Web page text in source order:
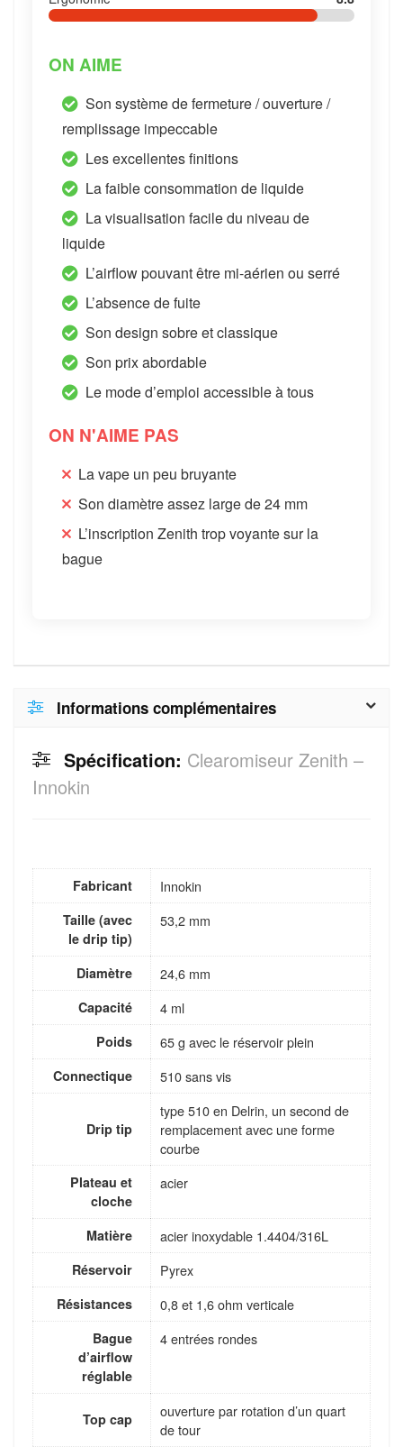
ON AIME
Son système de fermeture / ouverture /
remplissage impeccable
Les excellentes finitions
La faible consommation de liquide
La visualisation facile du niveau de
liquide
L’airflow pouvant être mi-aérien ou serré
L’absence de fuite
Son design sobre et classique
Son prix abordable
Le mode d’emploi accessible à tous
ON N'AIME PAS
La vape un peu bruyante
Son diamètre assez large de 24 mm
L’inscription Zenith trop voyante sur la
bague
Informations complémentaires
Spécification: Clearomiseur Zenith –
Innokin
Fabricant Innokin
Taille (avec
le drip tip)
53,2 mm
Diamètre 24,6 mm
Capacité 4 ml
Poids 65 g avec le réservoir plein
Connectique 510 sans vis
Drip tip
type 510 en Delrin, un second de
remplacement avec une forme
courbe
Plateau et
cloche
acier
Matière acier inoxydable 1.4404/316L
Réservoir Pyrex
Résistances 0,8 et 1,6 ohm verticale
Bague
d’airflow
réglable
4 entrées rondes
Top cap
ouverture par rotation d’un quart
de tour